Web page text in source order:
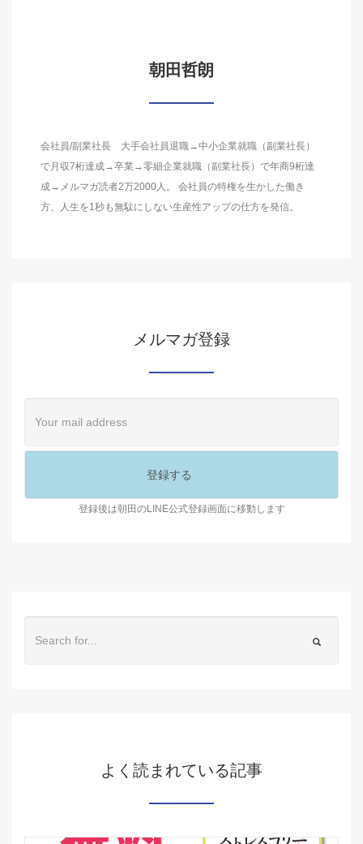
朝田哲朗
会社員/副業社長 大手会社員退職→中小企業就職（副業社長）
で月収7桁達成→卒業→零細企業就職（副業社長）で年商9桁達
成→メルマガ読者2万2000人。 会社員の特権を生かした働き
方、人生を1秒も無駄にしない生産性アップの仕方を発信。
メルマガ登録
登録後は朝田のLINE公式登録画面に移動します
よく読まれている記事